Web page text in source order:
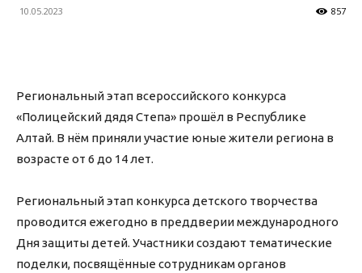
10.05.2023 857
Региональный этап всероссийского конкурса
«Полицейский дядя Степа» прошёл в Республике
Алтай. В нём приняли участие юные жители региона в
возрасте от 6 до 14 лет.
Региональный этап конкурса детского творчества
проводится ежегодно в преддверии международного
Дня защиты детей. Участники создают тематические
поделки, посвящённые сотрудникам органов